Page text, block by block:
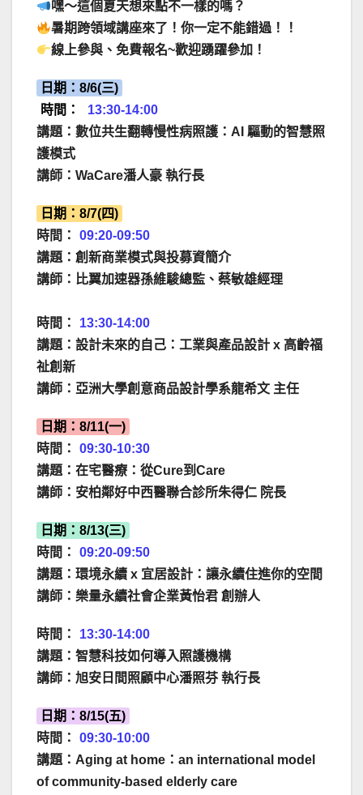
嘿～這個夏天想來點不一樣的嗎？
暑期跨領域講座來了！你一定不能錯過！！
線上參與、免費報名~歡迎踴躍參加！
日期：8/6(三)
時間：
13:30-14:00
講題：數位共生翻轉慢性病照護：AI 驅動的智慧照
護模式
講師：WaCare潘人豪 執行長
日期：8/7(四)
時間：
09:20-09:50
講題：創新商業模式與投募資簡介
講師：比翼加速器孫維駿總監、蔡敏雄經理
時間：
13:30-14:00
講題：設計未來的自己：工業與產品設計 x 高齡福
祉創新
講師：亞洲大學創意商品設計學系龍希文 主任
日期：8/11(一)
時間：
09:30-10:30
講題：在宅醫療：從Cure到Care
講師：安柏鄰好中西醫聯合診所朱得仁 院長
日期：8/13(三)
時間：
09:20-09:50
講題：環境永續 x 宜居設計：讓永續住進你的空間
講師：樂量永續社會企業黃怡君 創辦人
時間：
13:30-14:00
講題：智慧科技如何導入照護機構
講師：旭安日間照顧中心潘照芬 執行長
日期：8/15(五)
時間：
09:30-10:00
講題：Aging at home：an international model
of community-based elderly care